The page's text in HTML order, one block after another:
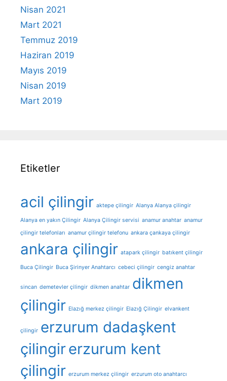
Nisan 2021
Mart 2021
Temmuz 2019
Haziran 2019
Mayıs 2019
Nisan 2019
Mart 2019
Etiketler
acil çilingir aktepe çilingir Alanya Alanya çilingir
Alanya en yakın Çilingir Alanya Çilingir servisi anamur anahtar anamur
çilingir telefonları anamur çilingir telefonu ankara çankaya çilingir
ankara çilingir atapark çilingir batıkent çilingir
Buca Çilingir Buca Şirinyer Anahtarcı cebeci çilingir cengiz anahtar
sincan demetevler çilingir dikmen anahtar dikmen
çilingir Elazığ merkez çilingir Elazığ Çilingir elvankent
çilingir erzurum dadaşkent
çilingirerzurum kent
çilingir erzurum merkez çilingir erzurum oto anahtarcı